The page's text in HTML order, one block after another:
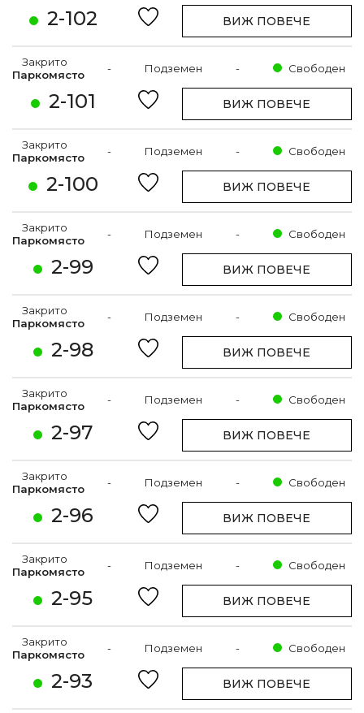
2-102 ВИЖ ПОВЕЧЕ
2-101
Закрито
Паркомясто
- Подземен - Свободен
ВИЖ ПОВЕЧЕ
2-100
Закрито
Паркомясто
- Подземен - Свободен
ВИЖ ПОВЕЧЕ
2-99
Закрито
Паркомясто
- Подземен - Свободен
ВИЖ ПОВЕЧЕ
2-98
Закрито
Паркомясто
- Подземен - Свободен
ВИЖ ПОВЕЧЕ
2-97
Закрито
Паркомясто
- Подземен - Свободен
ВИЖ ПОВЕЧЕ
2-96
Закрито
Паркомясто
- Подземен - Свободен
ВИЖ ПОВЕЧЕ
2-95
Закрито
Паркомясто
- Подземен - Свободен
ВИЖ ПОВЕЧЕ
2-93
Закрито
Паркомясто
- Подземен - Свободен
ВИЖ ПОВЕЧЕ